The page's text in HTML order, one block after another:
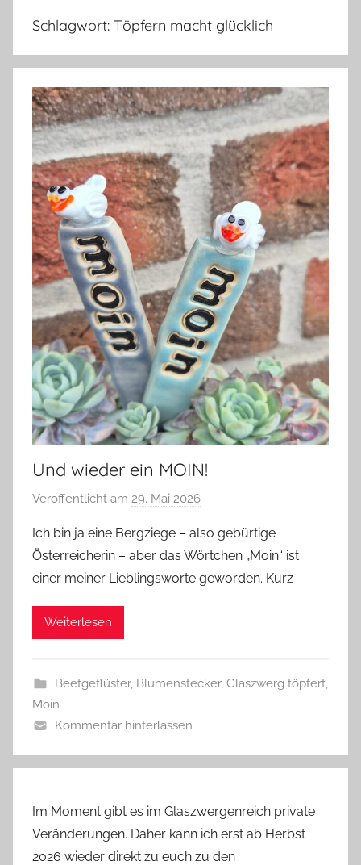
Schlagwort: Töpfern macht glücklich
Und wieder ein MOIN!
Veröffentlicht am 29. Mai 2026
n
G
l
e
Ich bin ja eine Bergziege – also gebürtige
Österreicherin – aber das Wörtchen „Moin“ ist
einer meiner Lieblingsworte geworden. Kurz
Weiterlesen
Beetgeflüster, Blumenstecker, Glaszwerg töpfert,
Moin
Kommentar hinterlassen
Im Moment gibt es im Glaszwergenreich private
Veränderungen. Daher kann ich erst ab Herbst
2026 wieder direkt zu euch zu den